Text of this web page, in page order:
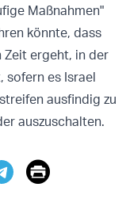
Maßnahmen"
könnte, dass
Zeit ergeht, in der
sofern es Israel
ausfindig zu
auszuschalten.
Print